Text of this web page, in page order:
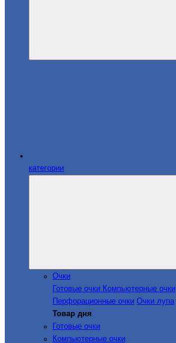
категории
Очки
Готовые очки Компьютерные очки
Перфорационные очки Очки лупа
Товар дня
Готовые очки
Компьютерные очки